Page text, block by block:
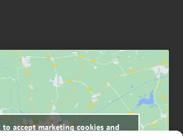
to accept marketing cookies and